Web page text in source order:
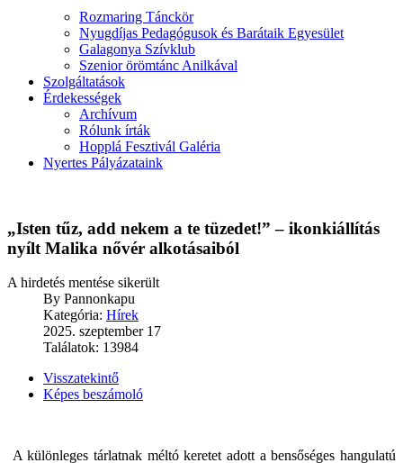
Rozmaring Tánckör
Nyugdíjas Pedagógusok és Barátaik Egyesület
Galagonya Szívklub
Szenior örömtánc Anilkával
Szolgáltatások
Érdekességek
Archívum
Rólunk írták
Hopplá Fesztivál Galéria
Nyertes Pályázataink
„Isten tűz, add nekem a te tüzedet!” – ikonkiállítás
nyílt Malika nővér alkotásaiból
A hirdetés mentése sikerült
By Pannonkapu
Kategória: Hírek
2025. szeptember 17
Találatok: 13984
Visszatekintő
Képes beszámoló
A különleges tárlatnak méltó keretet adott a bensőséges hangulatú